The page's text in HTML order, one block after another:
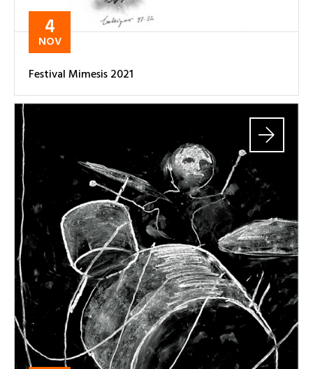
4
NOV
Festival Mimesis 2021